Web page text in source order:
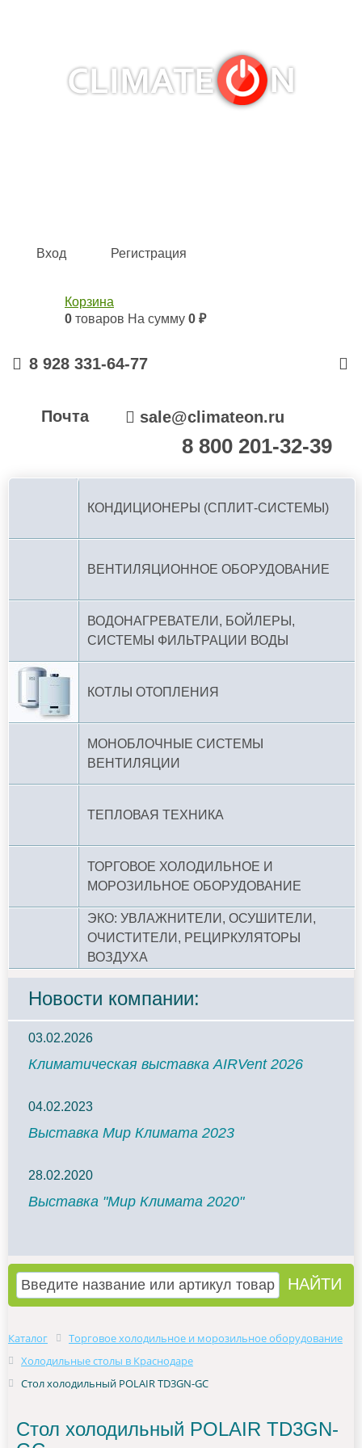
Вход Регистрация
Корзина
0 товаров На сумму 0 ₽
8 928 331-64-77
Почта sale@climateon.ru
8 800 201-32-39
КОНДИЦИОНЕРЫ (СПЛИТ-СИСТЕМЫ)
ВЕНТИЛЯЦИОННОЕ ОБОРУДОВАНИЕ
ВОДОНАГРЕВАТЕЛИ, БОЙЛЕРЫ,
СИСТЕМЫ ФИЛЬТРАЦИИ ВОДЫ
КОТЛЫ ОТОПЛЕНИЯ
МОНОБЛОЧНЫЕ СИСТЕМЫ
ВЕНТИЛЯЦИИ
ТЕПЛОВАЯ ТЕХНИКА
ТОРГОВОЕ ХОЛОДИЛЬНОЕ И
МОРОЗИЛЬНОЕ ОБОРУДОВАНИЕ
ЭКО: УВЛАЖНИТЕЛИ, ОСУШИТЕЛИ,
ОЧИСТИТЕЛИ, РЕЦИРКУЛЯТОРЫ
ВОЗДУХА
Новости компании:
03.02.2026
Климатическая выставка AIRVent 2026
04.02.2023
Выставка Мир Климата 2023
28.02.2020
Выставка "Мир Климата 2020"
Каталог
Торговое холодильное и морозильное оборудование
Холодильные столы в Краснодаре
Стол холодильный POLAIR TD3GN-GC
Стол холодильный POLAIR TD3GN-